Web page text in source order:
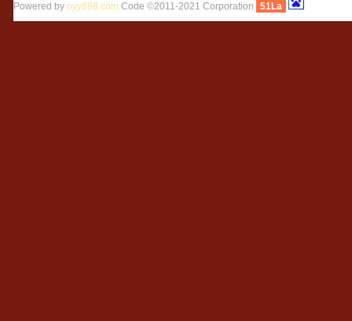
Powered by oyy888.com Code ©2011-2021 Corporation 51La